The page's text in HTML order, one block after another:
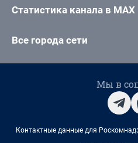
Статистика канала в MAX
Все города сети
Мы в
Контактные данные для